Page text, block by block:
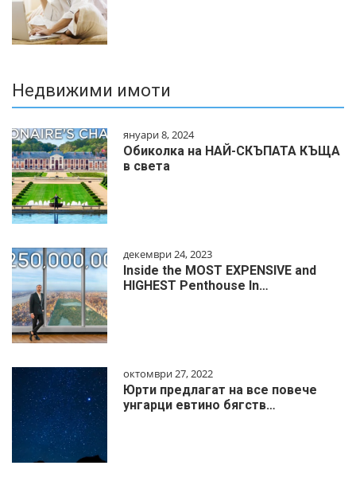
Недвижими имоти
януари 8, 2024
Обиколка на НАЙ-СКЪПАТА КЪЩА
в света
декември 24, 2023
Inside the MOST EXPENSIVE and
HIGHEST Penthouse In…
октомври 27, 2022
Юрти предлагат на все повече
унгарци евтино бягств…